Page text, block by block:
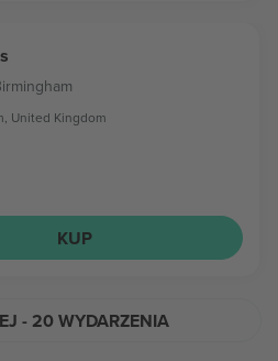
United Kingdom
KUP
- 20 WYDARZENIA